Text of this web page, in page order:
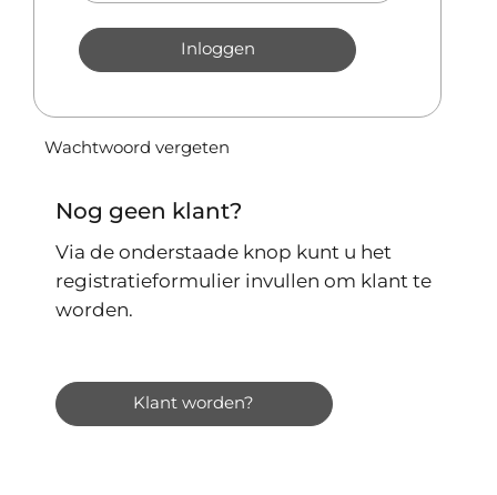
Inloggen
Wachtwoord vergeten
Nog geen klant?
Via de onderstaade knop kunt u het
registratieformulier invullen om klant te
worden.
Klant worden?